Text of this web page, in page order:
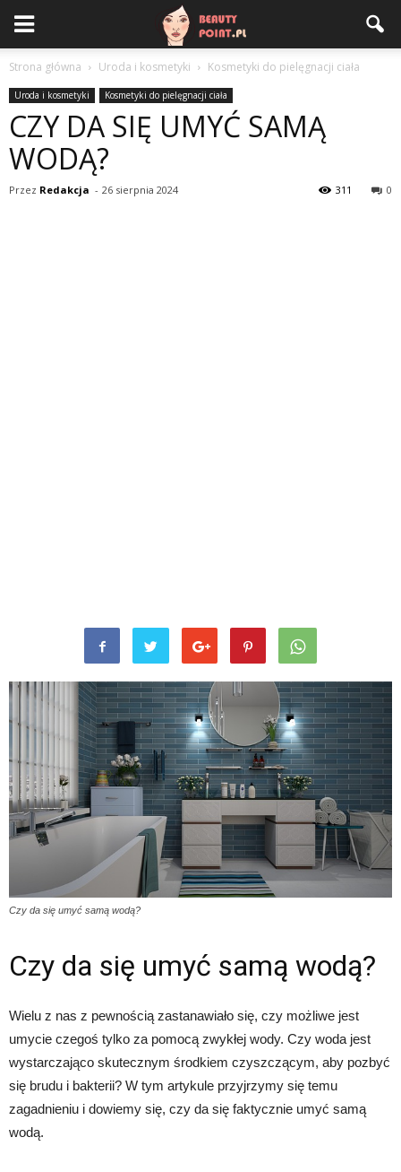
Strona główna Uroda i kosmetyki Kosmetyki do pielęgnacji ciała
Uroda i kosmetyki Kosmetyki do pielęgnacji ciała
CZY DA SIĘ UMYĆ SAMĄ
WODĄ?
Przez Redakcja - 26 sierpnia 2024 0
311
Czy da się umyć samą wodą?
Czy da się umyć samą wodą?
Wielu z nas z pewnością zastanawiało się, czy możliwe jest
umycie czegoś tylko za pomocą zwykłej wody. Czy woda jest
wystarczająco skutecznym środkiem czyszczącym, aby pozbyć
się brudu i bakterii? W tym artykule przyjrzymy się temu
zagadnieniu i dowiemy się, czy da się faktycznie umyć samą
wodą.